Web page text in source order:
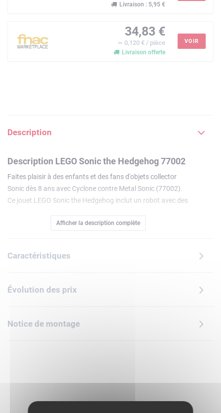
Livraison : 5,95 €
34,83 €
≃ 0,120 € / pièce
Livraison offerte
VOIR
Description
Description LEGO Sonic the Hedgehog 77002
Faites plaisir à des enfants et des fans d'objets collector
Sonic dès 8 ans avec Cyclone contre Metal Sonic (77002).
Ce jouet LEGO Sonic the Hedgehog inclut un robot avec des
enfants peuvent transformer le robot en robot volant en
accessoires fournis. Ce set Sonic ludique est un beau jouet
de Metal Sonic et Tails incluses, les enfants peuvent
imaginer que Tails répare son robot ou qu'il combat Metal
fuselage du robot. Pour plus d'action, de rapidité et de jeu,
les enfants peuvent découvrir d'autres jouets LEGO Sonic
Afficher la description complète
Caractéristiques
Évolution des prix
Notice de montage